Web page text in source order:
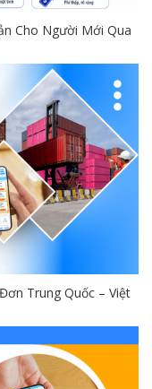
Cho Người Mới Qua
Trung Quốc – Việt